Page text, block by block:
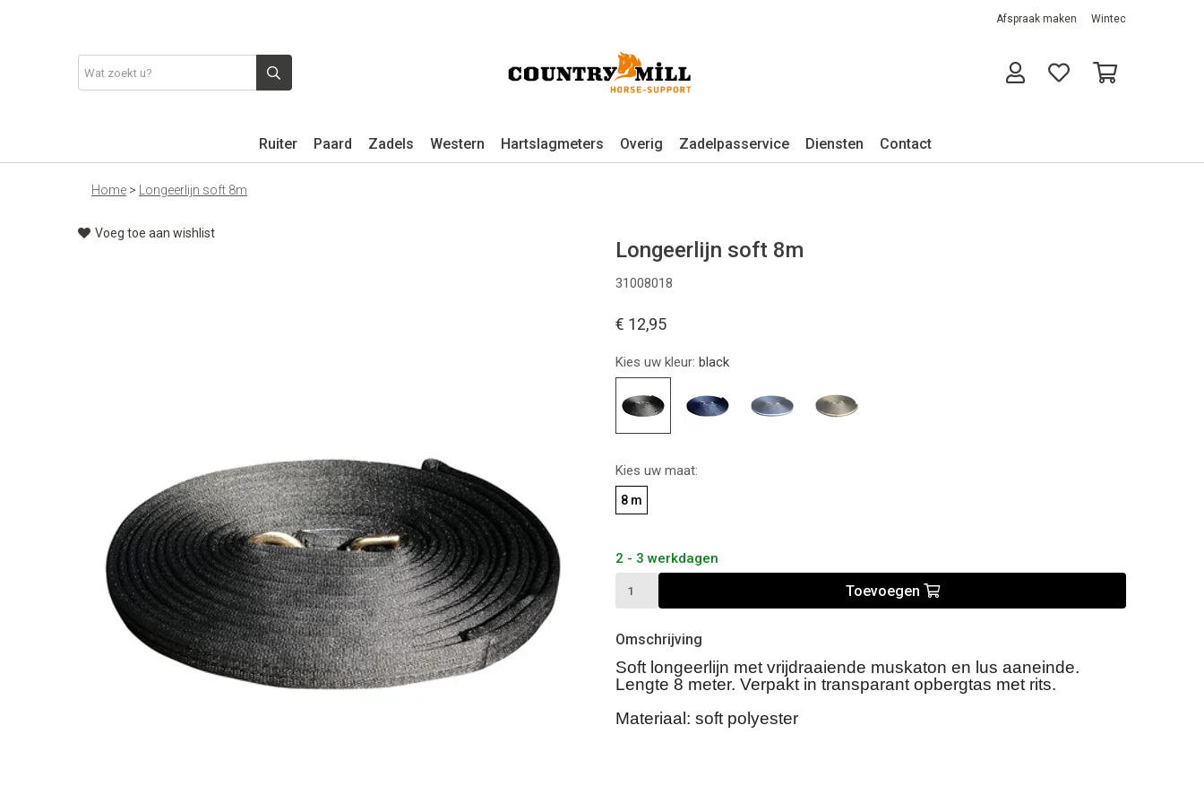
Afspraak maken Wintec
Ruiter Paard Zadels Western Hartslagmeters Overig Zadelpasservice Diensten Contact
Home > Longeerlijn soft 8m
Voeg toe aan wishlist
Longeerlijn soft 8m
31008018
€ 12,95
Kies uw kleur: black
Kies uw maat:
8 m
2 - 3 werkdagen
Toevoegen
Omschrijving
Soft longeerlijn met vrijdraaiende muskaton en lus aaneinde.
Lengte 8 meter. Verpakt in transparant opbergtas met rits.
Materiaal: soft polyester